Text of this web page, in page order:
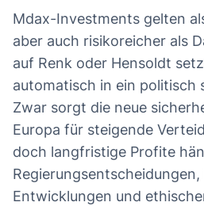
Mdax-Investments gelten
aber auch risikoreicher als
auf Renk oder Hensoldt
automatisch in ein politisch
Zwar sorgt die neue
Europa für steigende
doch langfristige Profite
Entwicklungen und